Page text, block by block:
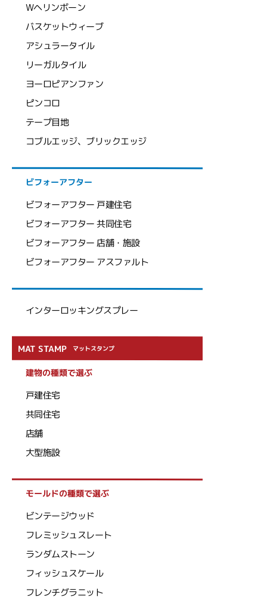
Wヘリンボーン
バスケットウィーブ
アシュラータイル
リーガルタイル
ヨーロピアンファン
ピンコロ
テープ目地
コブルエッジ、ブリックエッジ
ビフォーアフター
ビフォーアフター 戸建住宅
ビフォーアフター 共同住宅
ビフォーアフター 店舗・施設
ビフォーアフター アスファルト
インターロッキングスプレー
MAT STAMP マットスタンプ
建物の種類で選ぶ
戸建住宅
共同住宅
店舗
大型施設
モールドの種類で選ぶ
ビンテージウッド
フレミッシュスレート
ランダムストーン
フィッシュスケール
フレンチグラニット